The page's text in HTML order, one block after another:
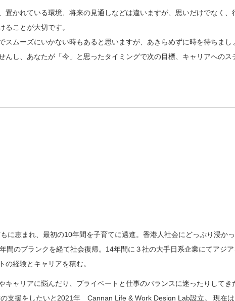
置かれている環境、将来の見通しなどは違いますが、思いだけでなく、
ることが大切です。
スムーズにいかない時もあると思いますが、あきらめずに時を待ちまし
んし、あなたが「今」と思ったタイミングで次の目標、キャリアへのス
に恵まれ、最初の10年間を子育てに邁進。香港人社会にどっぷり浸か
間のブランクを経て社会復帰。14年間に３社の大手日系企業にてアジ
の経験とキャリアを積む。
キャリアに悩んだり、プライベートと仕事のバランスに迷ったりしてき
支援をしたいと2021年 Cannan Life & Work Design Lab設立。 現在